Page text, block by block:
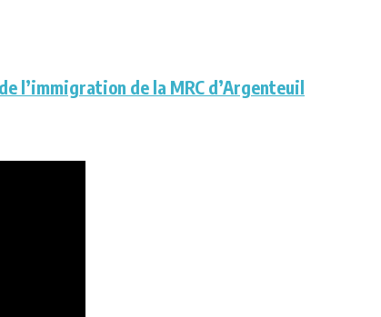
l’immigration de la MRC d’Argenteuil